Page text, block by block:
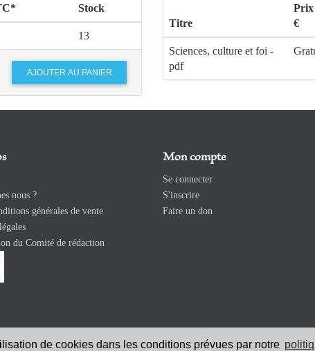
de cookies dans les conditions prévues par notre
Stock
13
Titre
€
Sciences, culture et foi -
pdf
nous ?
générales de vente
du Comité de rédaction
Mon compte
Se connecter
S'inscrire
Faire un don
Revue Catholique Internationale COMMUNIO. Tous droits réservés. |